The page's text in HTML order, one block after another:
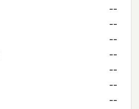
--
--
--
--
--
--
--